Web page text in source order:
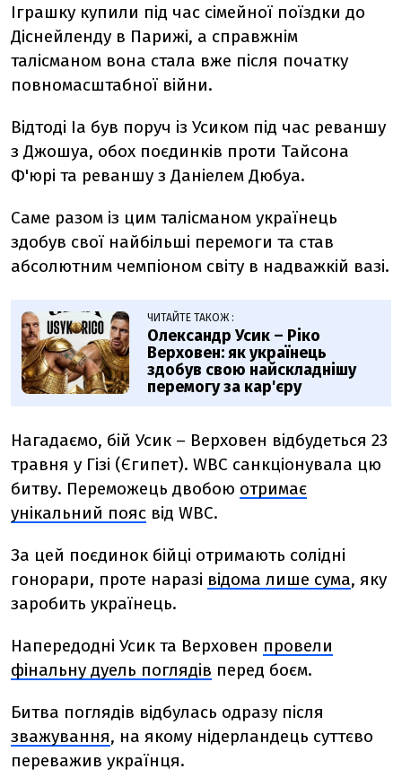
Іграшку купили під час сімейної поїздки до
Діснейленду в Парижі, а справжнім
талісманом вона стала вже після початку
повномасштабної війни.
Відтоді Іа був поруч із Усиком під час реваншу
з Джошуа, обох поєдинків проти Тайсона
Ф'юрі та реваншу з Даніелем Дюбуа.
Саме разом із цим талісманом українець
здобув свої найбільші перемоги та став
абсолютним чемпіоном світу в надважкій вазі.
ЧИТАЙТЕ ТАКОЖ :
Олександр Усик – Ріко
Верховен: як українець
здобув свою найскладнішу
перемогу за кар'єру
Нагадаємо, бій Усик – Верховен відбудеться 23
травня у Гізі (Єгипет). WBC санкціонувала цю
битву. Переможець двобою отримає
унікальний пояс від WBC.
За цей поєдинок бійці отримають солідні
гонорари, проте наразі відома лише сума, яку
заробить українець.
Напередодні Усик та Верховен провели
фінальну дуель поглядів перед боєм.
Битва поглядів відбулась одразу після
зважування, на якому нідерландець суттєво
переважив українця.